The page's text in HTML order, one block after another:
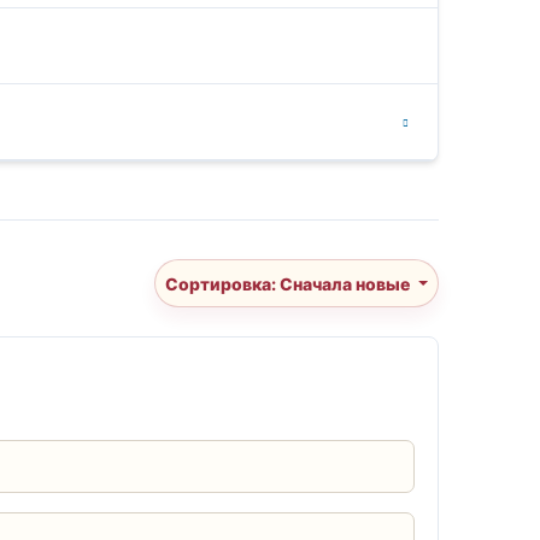
Сортировка: Сначала новые